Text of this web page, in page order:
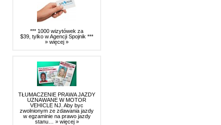
*** 1000 wizytówek za
$39, tylko w Agencji Spojnik ***
» więcej »
TŁUMACZENIE PRAWA JAZDY
UZNAWANE W MOTOR
VEHICLE NJ. Aby byc
zwolnionym ze zdawania jazdy
w egzaminie na prawo jazdy
stanu… » więcej »